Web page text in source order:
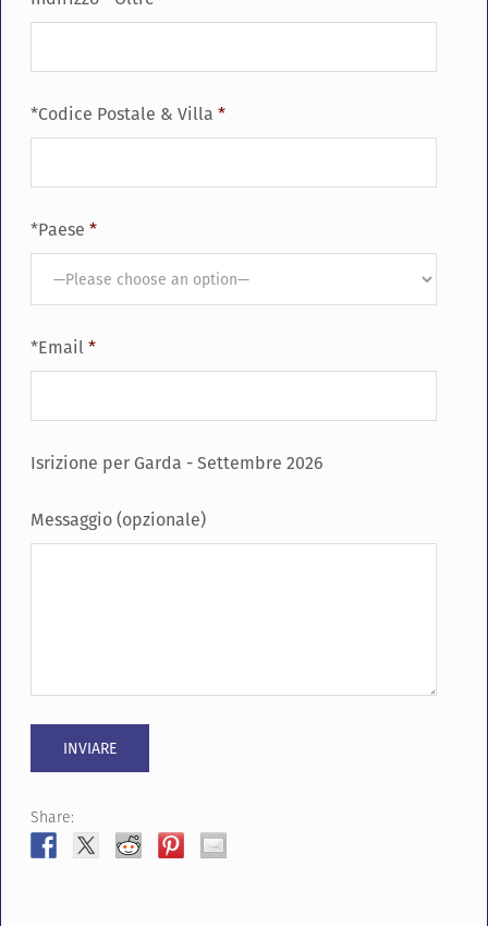
*Codice Postale & Villa *
*Paese *
*Email*
Isrizione per Garda - Settembre 2026
Messaggio (opzionale)
Share: